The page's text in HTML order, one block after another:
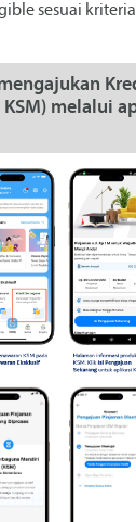
sesuai
melalui